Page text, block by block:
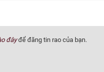
đâyđể đăng tin rao của bạn.